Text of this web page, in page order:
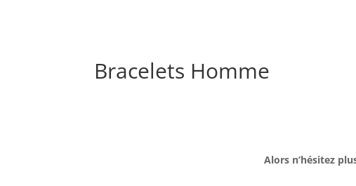
Bracelets Homme
Alors n’hésitez